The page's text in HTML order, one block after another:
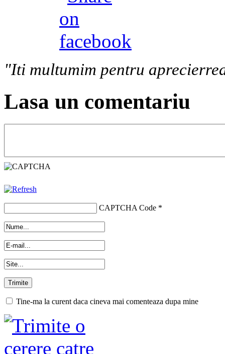
"Iti multumim pentru
Lasa un comentariu
CAPTCHA Code *
Tine-ma la curent daca cineva mai comenteaza dupa mine